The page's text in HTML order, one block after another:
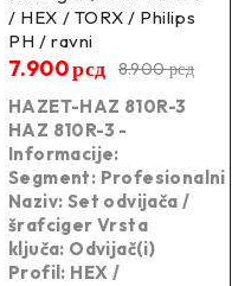
/ HEX / TORX / Philips
PH / ravni
8.900рсд
7.900рсд
HAZET-HAZ 810R-3
HAZ 810R-3 -
Informacije:
Segment: Profesionalni
Naziv: Set odvijača /
šrafciger Vrsta
ključa: Odvijač(i)
Profil: HEX /